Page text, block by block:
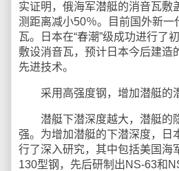
实证明，俄海军潜艇的消音瓦敷
测距离减小50％。目前国外新一
瓦。日本在“春潮”级成功进行了
敷设消音瓦，预计日本今后建造
先进技术。
采用高强度钢，增加潜艇的
潜艇下潜深度越大，潜艇的
强。为增加潜艇的下潜深度，日
行了深入研究，其中包括美国海
130型钢，先后研制出NS-63和